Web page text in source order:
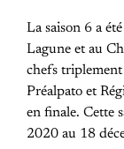
La saison 6 a
Lagune et au
chefs triplement
Préalpato et
en finale. Cette
2020 au 18